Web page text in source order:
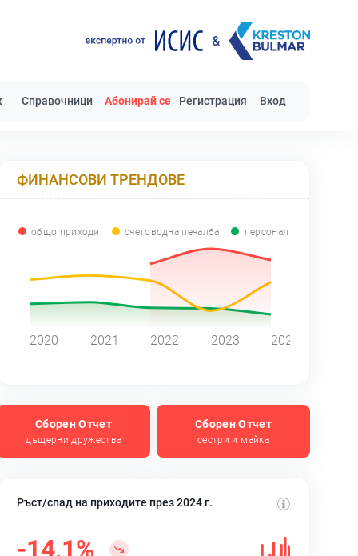
Справочници Абонирай се Регистрация Вход
ФИНАНСОВИ ТРЕНДОВЕ
общо приходи счетоводна печалба персонал
2020 2021 2022 2023 2024
Сборен Отчет
дъщерни дружества
Сборен Отчет
сестри и майка
Ръст/спад на приходите през 2024 г.
-14,1%